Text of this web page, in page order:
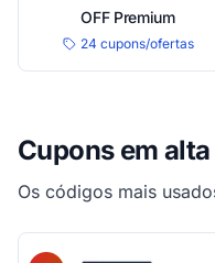
OFF Premium
24 cupons/ofertas
Cupons em alta
Os códigos mais